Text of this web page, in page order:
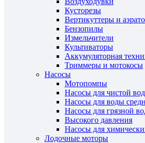
Кусторезы
Вертикуттеры и
Бензопилы
Измельчители
Культиваторы
Аккумуляторная
Триммеры и мотокосы
Насосы
Мотопомпы
Насосы для чистой
Насосы для воды
Насосы для грязной
Высокого давления
Насосы для
Лодочные моторы